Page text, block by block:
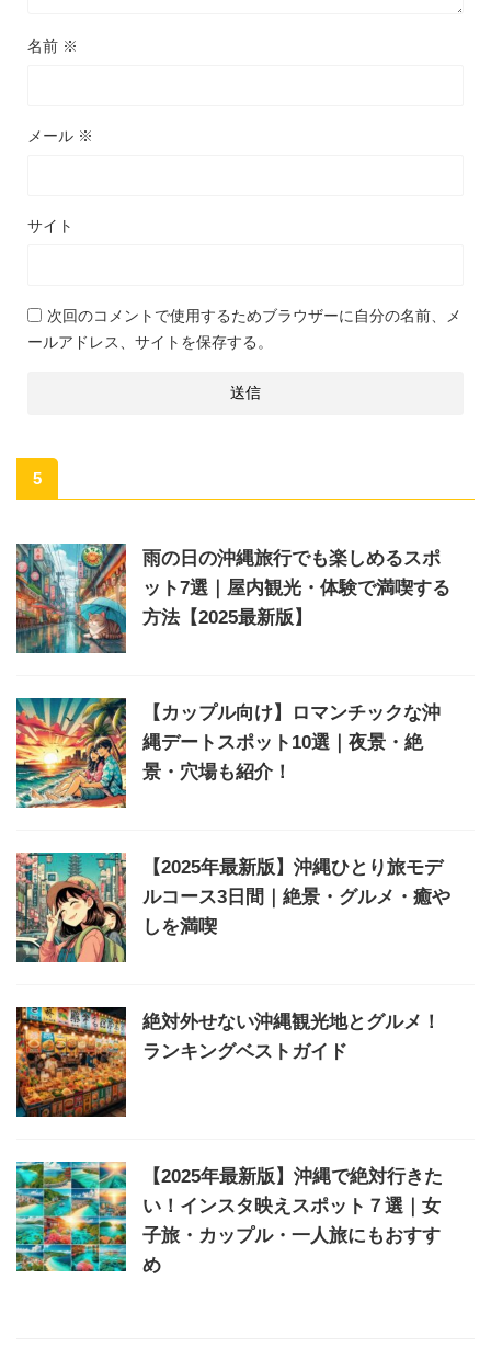
名前 ※
メール ※
サイト
次回のコメントで使用するためブラウザーに自分の名前、メ
ールアドレス、サイトを保存する。
5
雨の日の沖縄旅行でも楽しめるスポ
ット7選｜屋内観光・体験で満喫する
方法【2025最新版】
【カップル向け】ロマンチックな沖
縄デートスポット10選｜夜景・絶
景・穴場も紹介！
【2025年最新版】沖縄ひとり旅モデ
ルコース3日間｜絶景・グルメ・癒や
しを満喫
絶対外せない沖縄観光地とグルメ！
ランキングベストガイド
【2025年最新版】沖縄で絶対行きた
い！インスタ映えスポット７選｜女
子旅・カップル・一人旅にもおすす
め